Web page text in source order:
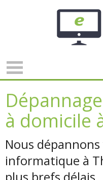
à domicile
Nous
informatique à